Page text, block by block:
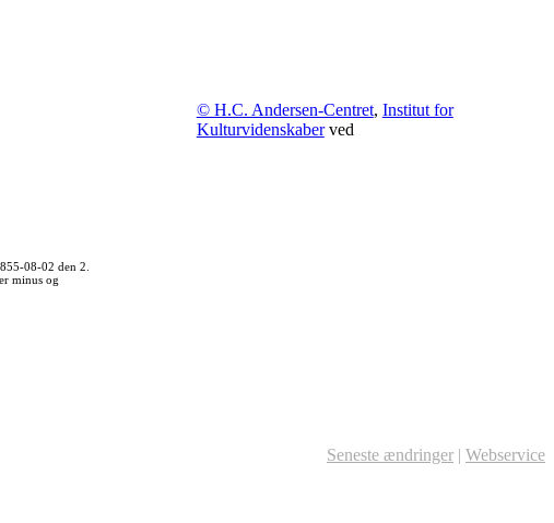
08-02 den 2.
minus og
© H.C. Andersen-Centret, Institut for
Kulturvidenskaberved
Seneste ændringer | Webservice